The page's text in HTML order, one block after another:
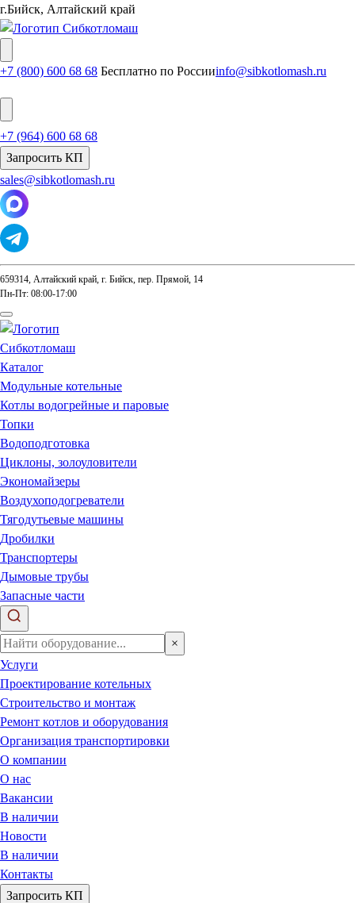
г.Бийск, Алтайский край
+7 (800) 600 68 68 Бесплатно по Россииinfo@sibkotlomash.ru
+7 (964) 600 68 68
Запросить КП
sales@sibkotlomash.ru
659314, Алтайский край, г. Бийск, пер. Прямой, 14
Пн-Пт: 08:00-17:00
Каталог
Модульные котельные
Котлы водогрейные и паровые
Топки
Водоподготовка
Циклоны, золоуловители
Экономайзеры
Воздухоподогреватели
Тягодутьевые машины
Дробилки
Транспортеры
Дымовые трубы
Запасные части
×
Услуги
Проектирование котельных
Строительство и монтаж
Ремонт котлов и оборудования
Организация транспортировки
О компании
О нас
Вакансии
В наличии
Новости
В наличии
Контакты
Запросить КП